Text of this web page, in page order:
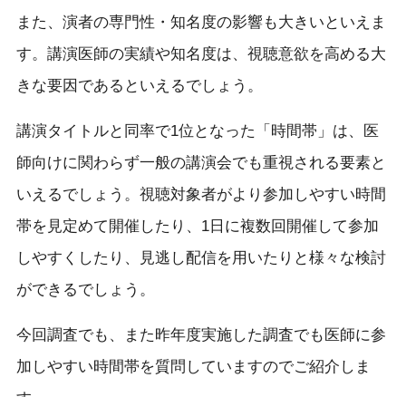
また、演者の専門性・知名度の影響も大きいといえま
す。講演医師の実績や知名度は、視聴意欲を高める大
きな要因であるといえるでしょう。
講演タイトルと同率で1位となった「時間帯」は、医
師向けに関わらず一般の講演会でも重視される要素と
いえるでしょう。視聴対象者がより参加しやすい時間
帯を見定めて開催したり、1日に複数回開催して参加
しやすくしたり、見逃し配信を用いたりと様々な検討
ができるでしょう。
今回調査でも、また昨年度実施した調査でも医師に参
加しやすい時間帯を質問していますのでご紹介しま